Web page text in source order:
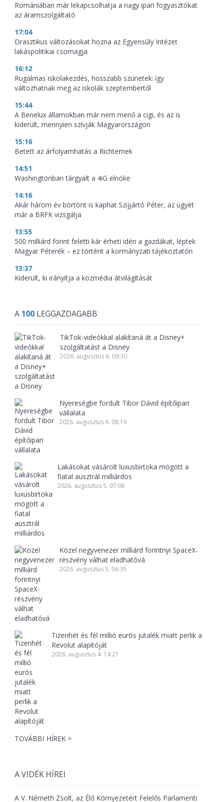
Romániában már lekapcsolhatja a nagy ipari fogyasztókat
az áramszolgáltató
17:04
Drasztikus változásokat hozna az Egyensúly Intézet
lakáspolitikai csomagja
16:12
Rugalmas iskolakezdés, hosszabb szünetek: így
változhatnak meg az iskolák szeptembertől
15:44
A Benelux államokban már nem menő a cigi, és az is
kiderült, mennyien szívják Magyarországon
15:16
Betett az árfolyamhatás a Richternek
14:51
Washingtonban tárgyalt a 4iG elnöke
14:16
Akár három év börtönt is kaphat Szijjártó Péter, az ügyét
már a BRFK vizsgálja
13:55
500 milliárd forint feletti kár érheti idén a gazdákat, léptek
Magyar Péterék – ez történt a kormányzati tájékoztatón
13:37
Kiderült, ki irányítja a közmédia átvilágítását
A 100 LEGGAZDAGABB
TikTok-videókkal alakítaná át a Disney+
szolgáltatást a Disney
2026. augusztus 6. 09:30
Nyereségbe fordult Tibor Dávid építőipari
vállalata
2026. augusztus 6. 08:19
Lakásokat vásárolt luxusbirtoka mögött a
fiatal ausztrál milliárdos
2026. augusztus 5. 07:08
Közel negyvenezer milliárd forintnyi SpaceX-
részvény válhat eladhatóvá
2026. augusztus 5. 06:35
Tizenhét és fél millió eurós jutalék miatt perlik a
Revolut alapítóját
2026. augusztus 4. 14:27
TOVÁBBI HÍREK >
A VIDÉK HÍREI
A V. Németh Zsolt, az Élő Környezetért Felelős Parlamenti